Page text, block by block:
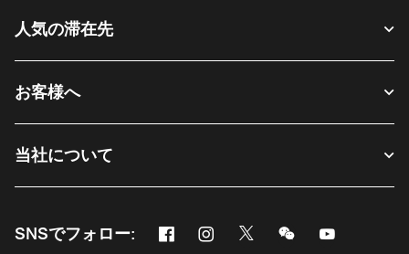
人気の滞在先
お客様へ
当社について
SNSでフォロー: Facebook
新しいウィンドウで開く
Instagram
新しいウィンドウで開く
Twitter
新しいウィンドウで開く
Messenger
新しいウィンドウ
新しいウィ